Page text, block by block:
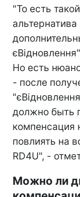
"То есть
Но есть
- после
должно быть
компенсация
повлиять на
RD4U", -
Можно ли